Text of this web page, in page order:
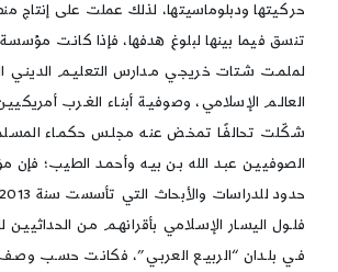
حركيتها ودبلوماسيتها، لذلك عملت على إنتاج
تنسق فيما بينها لبلوغ هدفها، فإذا كانـت
لملمـت شـتات خريجـي مـدارس التعليـم الدينـي
العالـم الإسلامي، وصوفيـة أبنـاء الغـرب
شـكّلت تحالفًـا تمخـض عنـه مجلـس حكمـاء
الصوفييـن عبـد الله بـن بيـه وأحمـد الطيب؛
فلـول اليسـار الإسـلامي بأقرانهـم مـن
فـي بلـدان “الربيـع العربـي”، فكانـت حسـب